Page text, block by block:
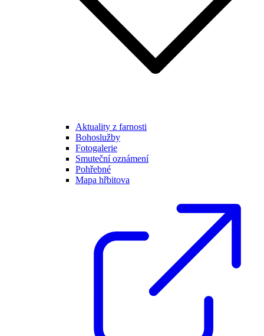
Aktuality z farnosti
Bohoslužby
Fotogalerie
Smuteční oznámení
Pohřebné
Mapa hřbitova